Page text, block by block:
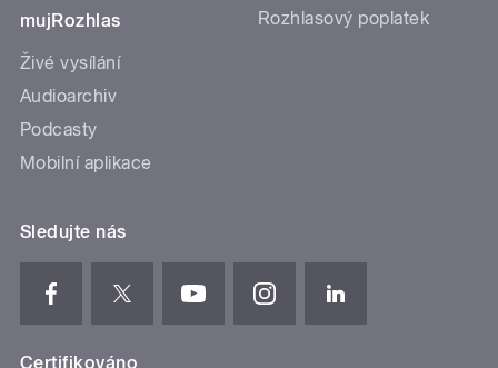
mujRozhlas
Živé vysílání
Audioarchiv
Podcasty
Mobilní aplikace
Rozhlasový poplatek
Sledujte nás
Certifikováno